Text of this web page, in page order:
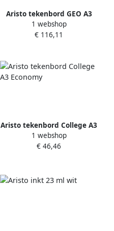
Aristo tekenbord GEO A3
met gratis
sneltekendriehoek
1 webshop
€ 116,11
Aristo tekenbord College A3
Economy
1 webshop
€ 46,46